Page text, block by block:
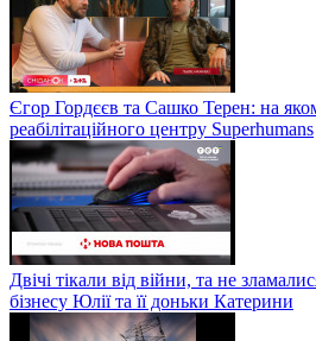
Єгор Гордєєв та Сашко Терен: на
реабілітаційного центру Superhumans
Двічі тікали від війни, та не
бізнесу Юлії та її доньки Катерини